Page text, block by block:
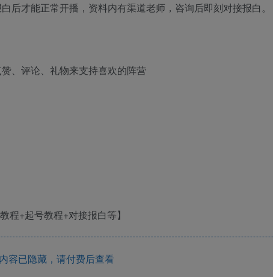
才能正常开播，资料内有渠道老师，咨询后即刻对接报白。
、评论、礼物来支持喜欢的阵营
容已隐藏，请付费后查看